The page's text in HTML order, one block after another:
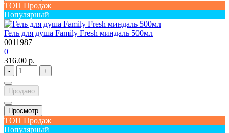
ТОП Продаж
Популярный
Гель для душа Family Fresh миндаль 500мл
0011987
0
316.00 р.
- +
Продано
Просмотр
ТОП Продаж
Популярный